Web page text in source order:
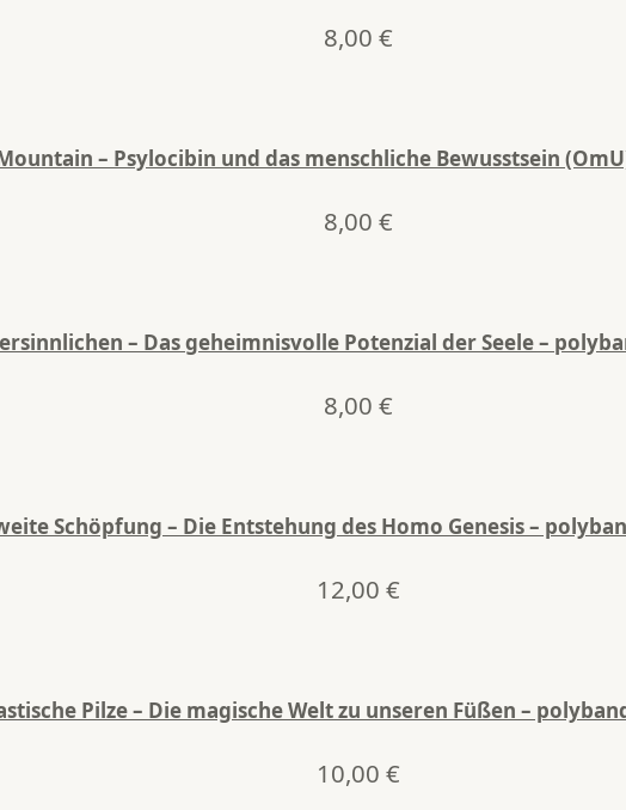
8,00 €
– Psylocibin und das menschliche Bewusstsein
8,00 €
– Das geheimnisvolle Potenzial der Seele –
8,00 €
Schöpfung – Die Entstehung des Homo Genesis –
12,00 €
Pilze – Die magische Welt zu unseren Füßen –
10,00 €